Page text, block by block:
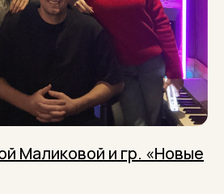
Маликовой и гр. «Новые